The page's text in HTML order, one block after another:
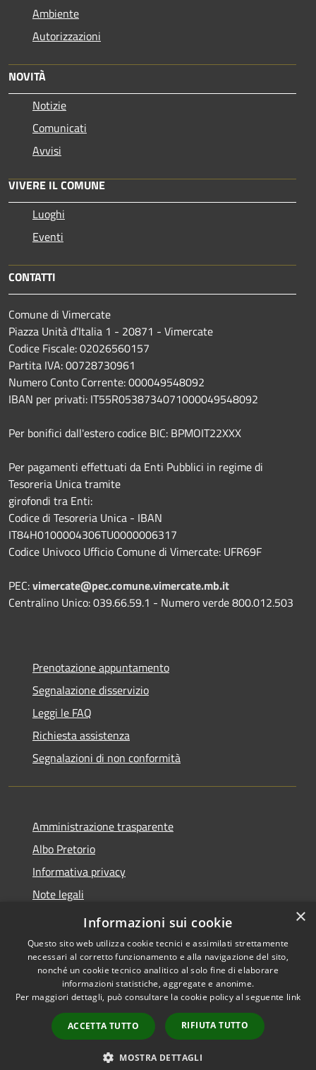
Ambiente
Autorizzazioni
NOVITÀ
Notizie
Comunicati
Avvisi
VIVERE IL COMUNE
Luoghi
Eventi
CONTATTI
Comune di Vimercate
Piazza Unità d'Italia 1 - 20871 - Vimercate
Codice Fiscale: 02026560157
Partita IVA: 00728730961
Numero Conto Corrente: 000049548092
IBAN per privati: IT55R0538734071000049548092
Per bonifici dall'estero codice BIC: BPMOIT22XXX
Per pagamenti effettuati da Enti Pubblici in regime di
Tesoreria Unica tramite
girofondi tra Enti:
Codice di Tesoreria Unica - IBAN
IT84H0100004306TU0000006317
Codice Univoco Ufficio Comune di Vimercate: UFR69F
PEC:vimercate@pec.comune.vimercate.mb.it
Centralino Unico: 039.66.59.1 - Numero verde 800.012.503
Prenotazione appuntamento
Segnalazione disservizio
Leggi le FAQ
Richiesta assistenza
Segnalazioni di non conformità
Amministrazione trasparente
Albo Pretorio
Informativa privacy
Note legali
Dichiarazione di accessibilità
Accessibilità
Copyright © 2026 • Città di
Vimercate • Powered by
Municipium•
Accesso
redazione
×
Informazioni sui cookie
Questo sito web utilizza cookie tecnici e assimilati strettamente
necessari al corretto funzionamento e alla navigazione del sito,
nonché un cookie tecnico analitico al solo fine di elaborare
informazioni statistiche, aggregate e anonime.
Per maggiori dettagli, può consultare la cookie policy al seguente link
ACCETTA TUTTO RIFIUTA TUTTO
MOSTRA DETTAGLI